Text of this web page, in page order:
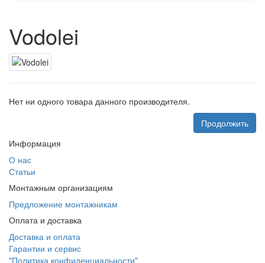
Vodolei
Нет ни одного товара данного производителя.
Продолжить
Информация
О нас
Статьи
Монтажным организациям
Предложение монтажникам
Оплата и доставка
Доставка и оплата
Гарантии и сервис
"Политика конфиденциальности"